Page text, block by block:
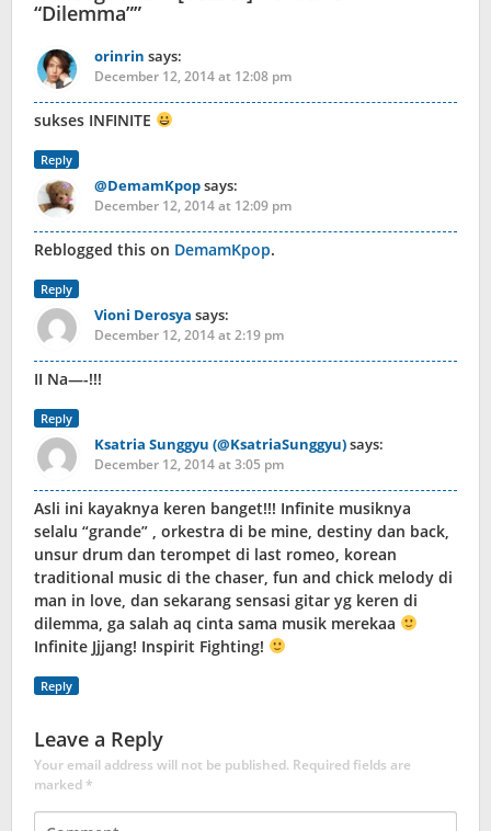
“Dilemma””
orinrin says:
December 12, 2014 at 12:08 pm
sukses INFINITE
Reply
@DemamKpopsays:
December 12, 2014 at 12:09 pm
Reblogged this on DemamKpop.
Reply
Vioni Derosya says:
December 12, 2014 at 2:19 pm
II Na—-!!!
Reply
Ksatria Sunggyu (@KsatriaSunggyu)says:
December 12, 2014 at 3:05 pm
Asli ini kayaknya keren banget!!! Infinite musiknya
selalu “grande” , orkestra di be mine, destiny dan back,
unsur drum dan terompet di last romeo, korean
traditional music di the chaser, fun and chick melody di
man in love, dan sekarang sensasi gitar yg keren di
dilemma, ga salah aq cinta sama musik merekaa
Infinite Jjjang! Inspirit Fighting!
Reply
Leave a Reply
Your email address will not be published. Required fields are
marked*